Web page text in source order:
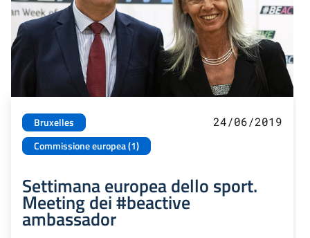
Bruxelles
Commissione europea (1)
24/06/2019
Settimana europea dello sport.
Meeting dei #beactive
ambassador